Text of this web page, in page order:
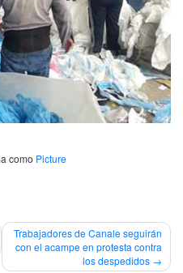
como Picture
Trabajadores de Canale seguirán
con el acampe en protesta contra
los despedidos